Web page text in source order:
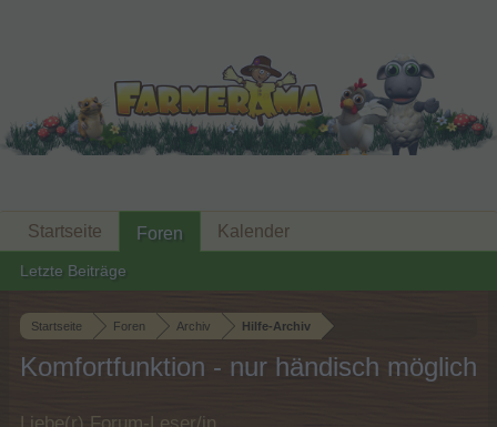
Startseite Foren Archiv Hilfe-Archiv
Komfortfunktion - nur händisch möglich
Startseite Foren
Letzte Beiträge
Kalender